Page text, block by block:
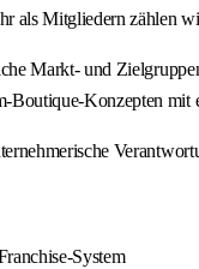
als Mitgliedern zählen
Markt- und
Konzepten mit
System